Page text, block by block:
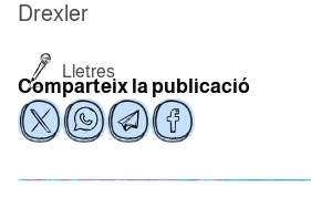
Drexler
Lletres
Comparteix la publicació